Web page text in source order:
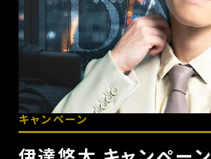
キャンペーン